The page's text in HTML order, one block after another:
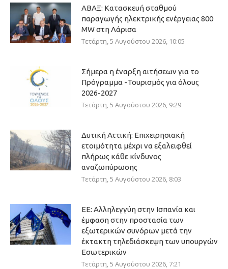
ΑΒΑΞ: Κατασκευή σταθμού
παραγωγής ηλεκτρικής ενέργειας 800
ΜW στη Λάρισα
Τετάρτη, 5 Αυγούστου 2026, 10:05
Σήμερα η έναρξη αιτήσεων για το
Πρόγραμμα -Τουρισμός για όλους
2026-2027
Τετάρτη, 5 Αυγούστου 2026, 9:29
Δυτική Αττική: Επιχειρησιακή
ετοιμότητα μέχρι να εξαλειφθεί
πλήρως κάθε κίνδυνος
αναζωπύρωσης
Τετάρτη, 5 Αυγούστου 2026, 8:03
ΕΕ: Αλληλεγγύη στην Ισπανία και
έμφαση στην προστασία των
εξωτερικών συνόρων μετά την
έκτακτη τηλεδιάσκεψη των υπουργών
Εσωτερικών
Τετάρτη, 5 Αυγούστου 2026, 7:21